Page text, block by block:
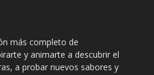
más completo de
y animarte a descubrir el
a probar nuevos sabores y